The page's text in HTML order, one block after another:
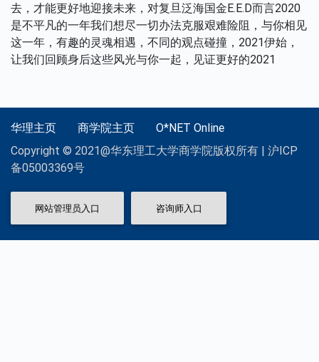
去，才能更好地迎接未来，对复旦泛海国金E.E.D而言2020
是不平凡的一年我们想尽一切办法克服艰难险阻，与你相见
这一年，有趣的灵魂相遇，不同的观点碰撞，2021伊始，
让我们回顾身后这些风光与你一起，见证更好的2021
华理主页 商学院主页
O*NET Online
Copyright © 2021@华东理工大学商学院版权所有 | 沪ICP
备05003369号
网站管理员入口 咨询师入口